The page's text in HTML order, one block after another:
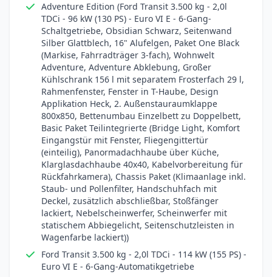
Adventure Edition (Ford Transit 3.500 kg - 2,0l
TDCi - 96 kW (130 PS) - Euro VI E - 6-Gang-
Schaltgetriebe, Obsidian Schwarz, Seitenwand
Silber Glattblech, 16" Alufelgen, Paket One Black
(Markise, Fahrradträger 3-fach), Wohnwelt
Adventure, Adventure Abklebung, Großer
Kühlschrank 156 l mit separatem Frosterfach 29 l,
Rahmenfenster, Fenster in T-Haube, Design
Applikation Heck, 2. Außenstauraumklappe
800x850, Bettenumbau Einzelbett zu Doppelbett,
Basic Paket Teilintegrierte (Bridge Light, Komfort
Eingangstür mit Fenster, Fliegengittertür
(einteilig), Panormadachhaube über Küche,
Klarglasdachhaube 40x40, Kabelvorbereitung für
Rückfahrkamera), Chassis Paket (Klimaanlage inkl.
Staub- und Pollenfilter, Handschuhfach mit
Deckel, zusätzlich abschließbar, Stoßfänger
lackiert, Nebelscheinwerfer, Scheinwerfer mit
statischem Abbiegelicht, Seitenschutzleisten in
Wagenfarbe lackiert))
Ford Transit 3.500 kg - 2,0l TDCi - 114 kW (155 PS) -
Euro VI E - 6-Gang-Automatikgetriebe